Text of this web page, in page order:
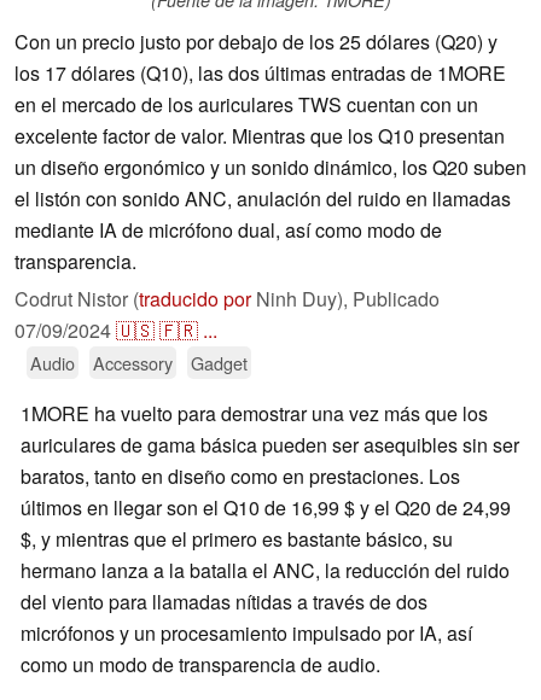
Con un precio justo por debajo de los 25 dólares (Q20) y
los 17 dólares (Q10), las dos últimas entradas de 1MORE
en el mercado de los auriculares TWS cuentan con un
excelente factor de valor. Mientras que los Q10 presentan
un diseño ergonómico y un sonido dinámico, los Q20 suben
el listón con sonido ANC, anulación del ruido en llamadas
mediante IA de micrófono dual, así como modo de
transparencia.
Codrut Nistor (traducido porNinh Duy), Publicado
07/09/2024🇺🇸🇫🇷 ...
Audio Accessory Gadget
1MORE ha vuelto para demostrar una vez más que los
auriculares de gama básica pueden ser asequibles sin ser
baratos, tanto en diseño como en prestaciones. Los
últimos en llegar son el Q10 de 16,99 $ y el Q20 de 24,99
$, y mientras que el primero es bastante básico, su
hermano lanza a la batalla el ANC, la reducción del ruido
del viento para llamadas nítidas a través de dos
micrófonos y un procesamiento impulsado por IA, así
como un modo de transparencia de audio.